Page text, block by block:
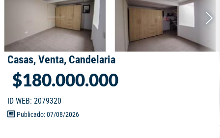
Casas, Venta, Candelaria
$180.000.000
ID WEB: 2079320
Publicado: 07/08/2026